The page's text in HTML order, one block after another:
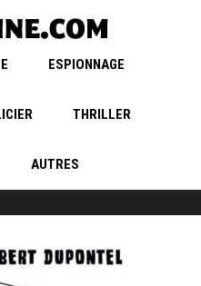
ESPIONNAGE
THRILLER
AUTRES